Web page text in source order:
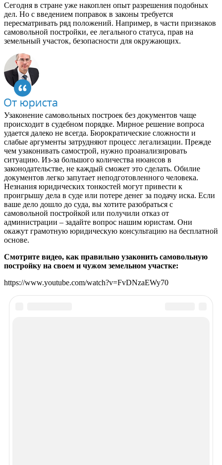
Сегодня в стране уже накоплен опыт разрешения подобных
дел. Но с введением поправок в законы требуется
пересматривать ряд положений. Например, в части признаков
самовольной постройки, ее легального статуса, прав на
земельный участок, безопасности для окружающих.
Узаконение самовольных построек без документов чаще
происходит в судебном порядке. Мирное решение вопроса
удается далеко не всегда. Бюрократические сложности и
слабые аргументы затрудняют процесс легализации. Прежде
чем узаконивать самострой, нужно проанализировать
ситуацию. Из-за большого количества нюансов в
законодательстве, не каждый сможет это сделать. Обилие
документов легко запутает неподготовленного человека.
Незнания юридических тонкостей могут привести к
проигрышу дела в суде или потере денег за подачу иска. Если
ваше дело дошло до суда, вы хотите разобраться с
самовольной постройкой или получили отказ от
администрации – задайте вопрос нашим юристам. Они
окажут грамотную юридическую консультацию на бесплатной
основе.
Смотрите видео, как правильно узаконить самовольную
постройку на своем и чужом земельном участке:
https://www.youtube.com/watch?v=FvDNzaEWy70